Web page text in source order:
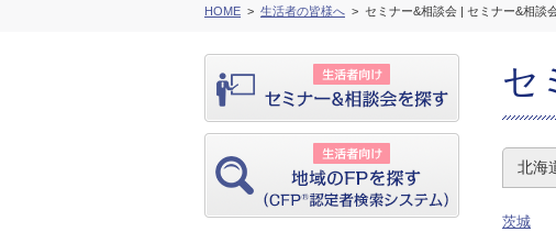
HOME 生活者の皆様へ セミナー&相談会 | セミナー&相談
セ
北海
茨城